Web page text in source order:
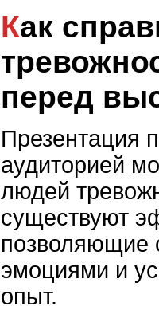
Как справиться с
перед
Презентация
аудиторией
людей
существуют
позволяющие
эмоциями и
опыт.